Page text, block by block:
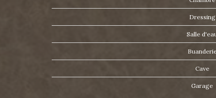
Dressing
Salle
Cave
Garage